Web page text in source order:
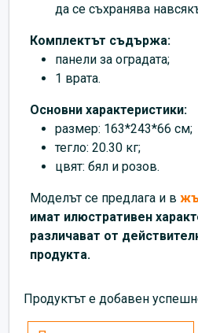
да се съхранява
Комплектът съдържа:
панели за оградата;
1 врата.
Основни характеристики:
размер: 163*243*66 см;
тегло: 20.30 кг;
цвят: бял и розов.
Моделът се предлага и в
имат илюстративен
различават от
продукта.
Продуктът е добавен